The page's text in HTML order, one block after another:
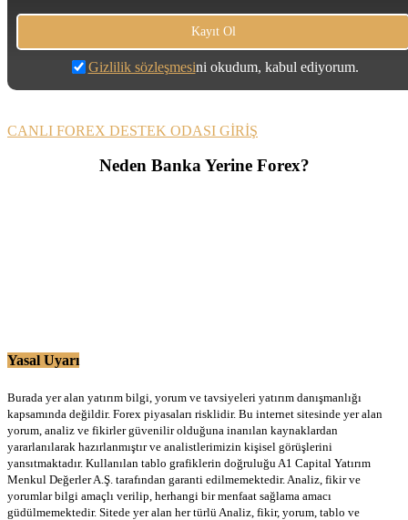
Gizlilik sözleşmesini okudum, kabul ediyorum.
CANLI FOREX DESTEK ODASI GİRİŞ
Neden Banka Yerine Forex?
Yasal Uyarı
Burada yer alan yatırım bilgi, yorum ve tavsiyeleri yatırım danışmanlığı
kapsamında değildir. Forex piyasaları risklidir. Bu internet sitesinde yer alan
yorum, analiz ve fikirler güvenilir olduğuna inanılan kaynaklardan
yararlanılarak hazırlanmıştır ve analistlerimizin kişisel görüşlerini
yansıtmaktadır. Kullanılan tablo grafiklerin doğruluğu A1 Capital Yatırım
Menkul Değerler A.Ş. tarafından garanti edilmemektedir. Analiz, fikir ve
yorumlar bilgi amaçlı verilip, herhangi bir menfaat sağlama amacı
güdülmemektedir. Sitede yer alan her türlü Analiz, fikir, yorum, tablo ve